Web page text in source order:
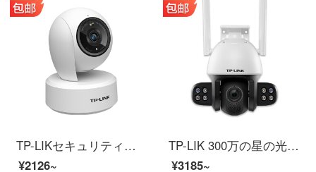
TP-LIKセキュリティフルカラー夜間無線監視カメラHD家庭360度回転携帯電話の長距離映像ヘッド内蔵の暖かいライト人形検査【400万フルカラー】TL-PC 44 AWフルカラー16 G
¥2126~
TP-LIK 300万の星の光がフルカラー室外無線監視カメラ室外の家庭用携帯電話の長距離高デシベルスピーカーの大出力の白色光が停電して航続電源版TL-PC 634-Aがメモリがありません。
¥3185~